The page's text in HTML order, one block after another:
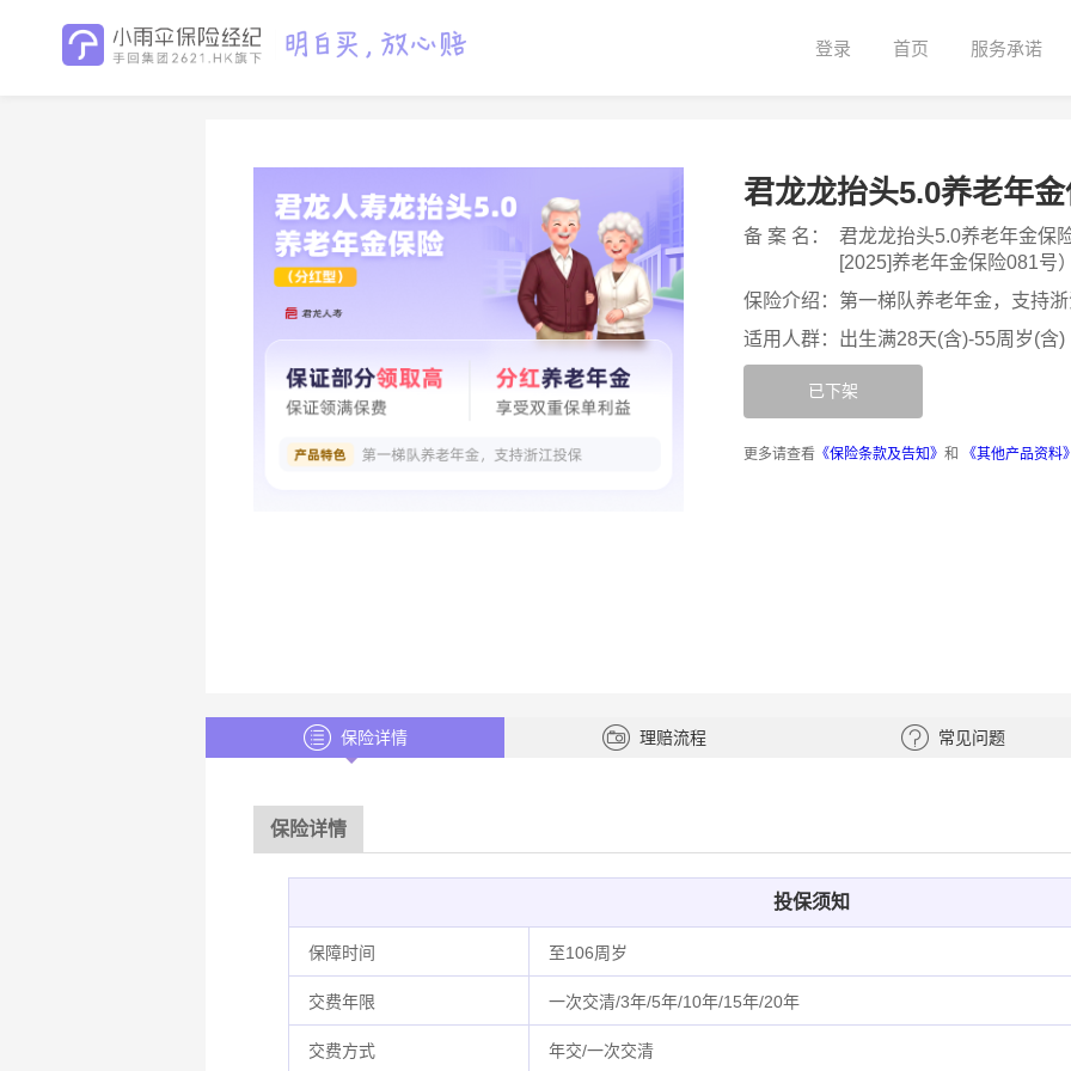
登录 首页 服务承诺
君龙龙抬头5.0养老年
备 案 名：
君龙龙抬头5.0养老年金保
[2025]养老年金保险081号
保险介绍： 第一梯队养老年金，支持
适用人群： 出生满28天(含)-55周岁(含)
已下架
更多请查看 《保险条款及告知》 和 《其他产品资料
保险详情 理赔流程 常见问题
保险详情
投保须知
保障时间 至106周岁
交费年限 一次交清/3年/5年/10年/15年/20年
交费方式 年交/一次交清